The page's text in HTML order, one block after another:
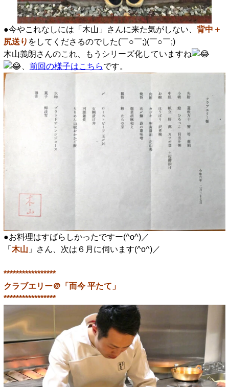
●今やこれなしには「木山」さんに来た気がしない、 背中＋
尻送り をしてくださるのでした(￣○￣;)(￣○￣;)
木山義朗さんのこれ、もうシリーズ化していますね
前回の様子はこちらです。
●お料理はすばらしかったですー(^o^)／
「 木山 」さん、次は６月に伺います(^o^)／
*****************
クラブエリー＠「而今 平たて」
*****************